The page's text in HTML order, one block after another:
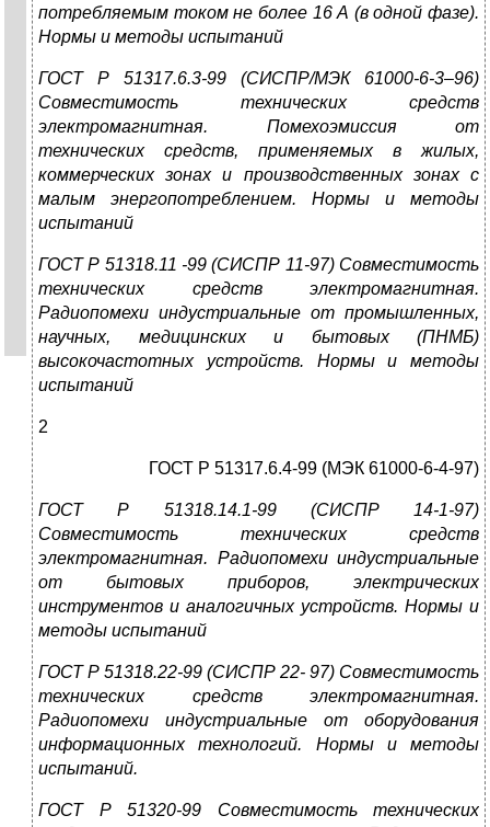
потребляемым током не более 16 А (в одной фазе).
Нормы и методы испытаний
ГОСТ Р 51317.6.3-99 (СИСПР/МЭК 61000-6-3–96)
Совместимость технических средств
электромагнитная. Помехоэмиссия от
технических средств, применяемых в жилых,
коммерческих зонах и производственных зонах с
малым энергопотреблением. Нормы и методы
испытаний
ГОСТ Р 51318.11 -99 (СИСПР 11-97) Совместимость
технических средств электромагнитная.
Радиопомехи индустриальные от промышленных,
научных, медицинских и бытовых (ПНМБ)
высокочастотных устройств. Нормы и методы
испытаний
2
ГОСТ Р 51317.6.4-99 (МЭК 61000-6-4-97)
ГОСТ Р 51318.14.1-99 (СИСПР 14-1-97)
Совместимость технических средств
электромагнитная. Радиопомехи индустриальные
от бытовых приборов, электрических
инструментов и аналогичных устройств. Нормы и
методы испытаний
ГОСТ Р 51318.22-99 (СИСПР 22- 97) Совместимость
технических средств электромагнитная.
Радиопомехи индустриальные от оборудования
информационных технологий. Нормы и методы
испытаний.
ГОСТ Р 51320-99 Совместимость технических